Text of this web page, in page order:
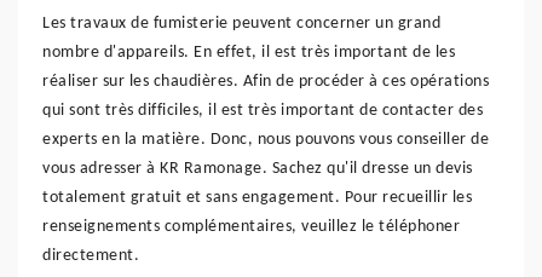
Les travaux de fumisterie peuvent concerner un grand
nombre d'appareils. En effet, il est très important de les
réaliser sur les chaudières. Afin de procéder à ces opérations
qui sont très difficiles, il est très important de contacter des
experts en la matière. Donc, nous pouvons vous conseiller de
vous adresser à KR Ramonage. Sachez qu'il dresse un devis
totalement gratuit et sans engagement. Pour recueillir les
renseignements complémentaires, veuillez le téléphoner
directement.